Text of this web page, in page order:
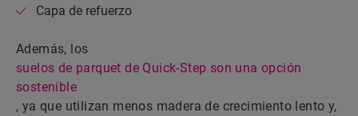
Capa de refuerzo
Además, los
suelos de parquet de Quick-Step son una opción
sostenible
, ya que utilizan menos madera de crecimiento lento y,